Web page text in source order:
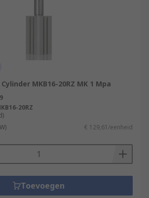
MKB16-20RZ MK 1 Mpa
20RZ
€ 129,61/eenheid
Toevoegen